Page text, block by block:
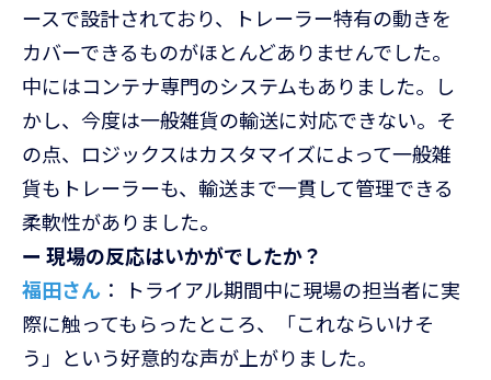
ースで設計されており、トレーラー特有の動きを
カバーできるものがほとんどありませんでした。
中にはコンテナ専門のシステムもありました。し
かし、今度は一般雑貨の輸送に対応できない。そ
の点、ロジックスはカスタマイズによって一般雑
貨もトレーラーも、輸送まで一貫して管理できる
柔軟性がありました。
ー 現場の反応はいかがでしたか？
福田さん ： トライアル期間中に現場の担当者に実
際に触ってもらったところ、「これならいけそ
う」という好意的な声が上がりました。